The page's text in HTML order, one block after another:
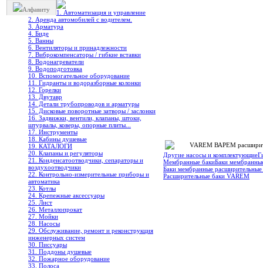
Алфавиту
1. Автоматизация и управление
2. Аренда автомобилей с водителем.
3. Арматура
4. Биде
5. Ванны
6. Вентиляторы и принадлежности
7. Виброкомпенсаторы / гибкие вставки
8. Водонагреватели
9. Водоподготовка
10. Вспомогательное оборудование
11. Гидранты и водоразборные колонки
12. Горелки
13. Двутавр
14. Детали трубопроводов и арматуры
15. Дисковые поворотные затворы / заслонки
16. Задвижки, вентили, клапаны, штоки,
штурвалы, коверы, опорные плиты...
17. Инструменты
18. Кабины душевые
19. КАТАЛОГИ
20. Клапаны и регуляторы
21. Конденсатоотводчики, сепараторы и
воздухоотводчики
22. Контрольно-измерительные приборы и
автоматика
23. Котлы
24. Крепежные аксессуары
25. Лист
26. Металлопрокат
27. Мойки
28. Насосы
29. Обслуживание, ремонт и реконструкция
инженерных систем
30. Писсуары
31. Поддоны душевые
32. Пожарное оборудование
33. Полоса
VAREM ВАРЕМ
Другие насосы и комплектующие
Мембранные бакиБаки
Баки мембранные
Расширительные баки VAREM